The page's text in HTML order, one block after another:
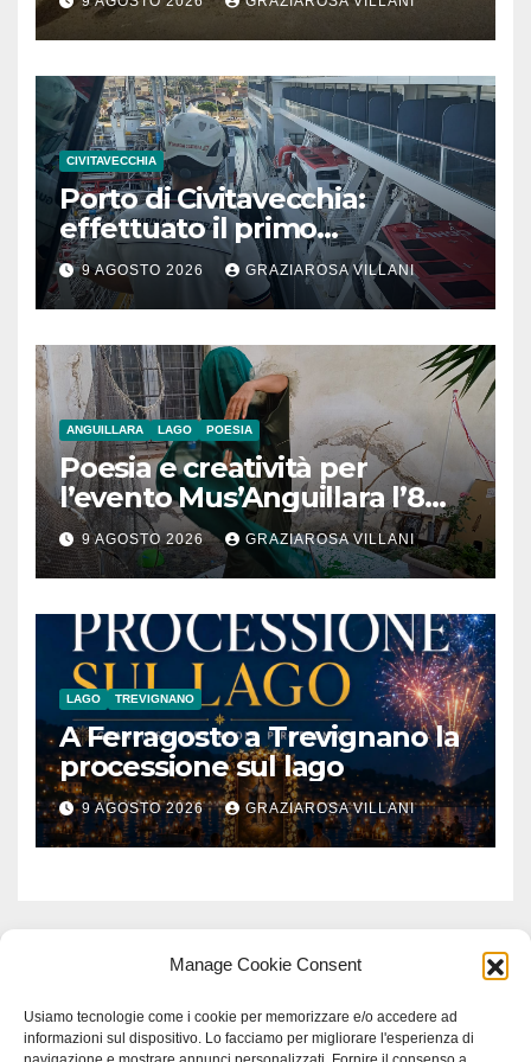
Manage Cookie Consent
Usiamo tecnologie come i cookie per memorizzare e/o accedere ad
informazioni sul dispositivo. Lo facciamo per migliorare l'esperienza di
CIVITAVECCHIA
Porto di Civitavecchia:
effettuato il primo
rifornimento di GNL ad una
nave da crociera
9 AGOSTO 2026 GRAZIAROSA VILLANI
ANGUILLARA LAGO POESIA
Poesia e creatività per
l’evento Mus’Anguillara l’8
agosto 2026 al Museo
Contadino
9 AGOSTO 2026 GRAZIAROSA VILLANI
LAGO TREVIGNANO
A Ferragosto a Trevignano la
processione sul lago
9 AGOSTO 2026 GRAZIAROSA VILLANI